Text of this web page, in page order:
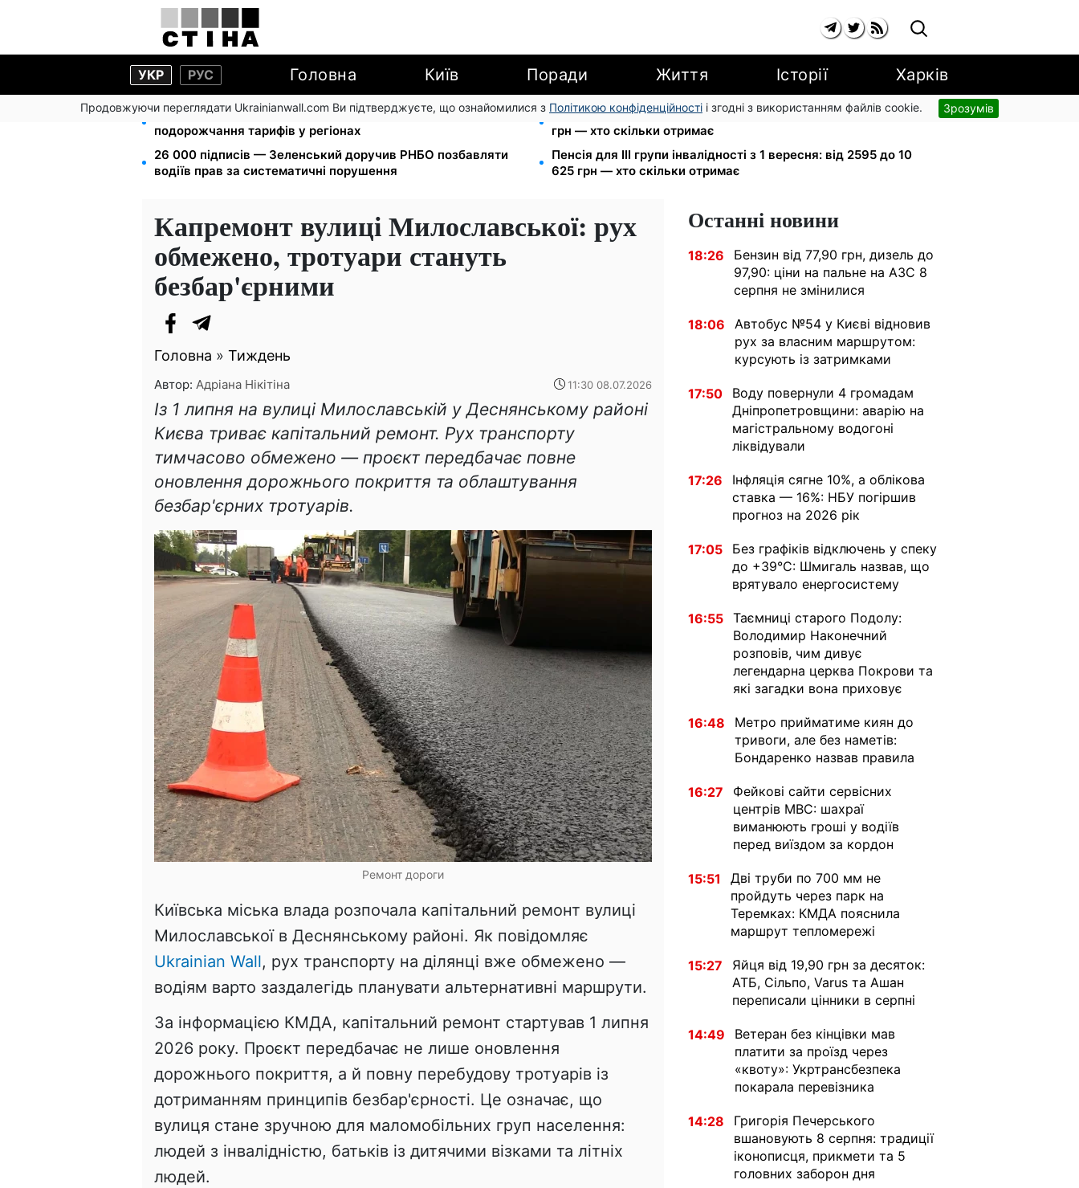
УКР РУС Головна Київ Поради Життя Історії Харків
Продовжуючи переглядати Ukrainianwall.com Ви підтверджуєте, що ознайомилися з Політикою конфіденційності і згодні з використанням файлів cookie. Зрозумів
125 грн за куб води: закон №4777 запустив подвійне
подорожчання тарифів у регіонах
Пенсія по інвалідності III групи з вересня: від 2595 до 10 625
грн — хто скільки отримає
26 000 підписів — Зеленський доручив РНБО позбавляти
водіїв прав за систематичні порушення
Пенсія для III групи інвалідності з 1 вересня: від 2595 до 10
625 грн — хто скільки отримає
Капремонт вулиці Милославської: рух
обмежено, тротуари стануть
безбар'єрними
Головна » Тиждень
Автор: Адріана Нікітіна 11:30 08.07.2026
Із 1 липня на вулиці Милославській у Деснянському районі
Києва триває капітальний ремонт. Рух транспорту
тимчасово обмежено — проєкт передбачає повне
оновлення дорожнього покриття та облаштування
безбар'єрних тротуарів.
Ремонт дороги
Київська міська влада розпочала капітальний ремонт вулиці
Милославської в Деснянському районі. Як повідомляє
Ukrainian Wall, рух транспорту на ділянці вже обмежено —
водіям варто заздалегідь планувати альтернативні маршрути.
За інформацією КМДА, капітальний ремонт стартував 1 липня
2026 року. Проєкт передбачає не лише оновлення
дорожнього покриття, а й повну перебудову тротуарів із
дотриманням принципів безбар'єрності. Це означає, що
вулиця стане зручною для маломобільних груп населення:
людей з інвалідністю, батьків із дитячими візками та літніх
людей.
Останні новини
18:26
Бензин від 77,90 грн, дизель до
97,90: ціни на пальне на АЗС 8
серпня не змінилися
18:06
Автобус №54 у Києві відновив
рух за власним маршрутом:
курсують із затримками
17:50
Воду повернули 4 громадам
Дніпропетровщини: аварію на
магістральному водогоні
ліквідували
17:26
Інфляція сягне 10%, а облікова
ставка — 16%: НБУ погіршив
прогноз на 2026 рік
17:05
Без графіків відключень у спеку
до +39°C: Шмигаль назвав, що
врятувало енергосистему
16:55 Таємниці старого Подолу:
Володимир Наконечний
розповів, чим дивує
легендарна церква Покрови та
які загадки вона приховує
16:48
Метро прийматиме киян до
тривоги, але без наметів:
Бондаренко назвав правила
16:27
Фейкові сайти сервісних
центрів МВС: шахраї
виманюють гроші у водіїв
перед виїздом за кордон
15:51
Дві труби по 700 мм не
пройдуть через парк на
Теремках: КМДА пояснила
маршрут тепломережі
15:27
Яйця від 19,90 грн за десяток:
АТБ, Сільпо, Varus та Ашан
переписали цінники в серпні
14:49
Ветеран без кінцівки мав
платити за проїзд через
«квоту»: Укртрансбезпека
покарала перевізника
14:28
Григорія Печерського
вшановують 8 серпня: традиції
іконописця, прикмети та 5
головних заборон дня